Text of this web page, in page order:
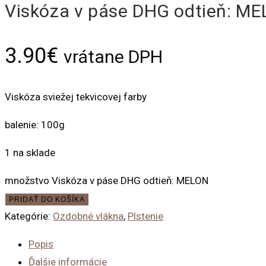
Viskóza v páse DHG odtieň:
3.90€ vrátane DPH
Viskóza sviežej tekvicovej farby
balenie: 100g
1 na sklade
množstvo Viskóza v páse DHG odtieň: MELON
PRIDAŤ DO KOŠÍKA
Kategórie: Ozdobné vlákna, Plstenie
Popis
Ďalšie informácie